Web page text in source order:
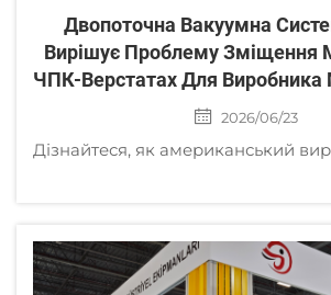
Двопоточна Вакуумна
Вирішує Проблему Зміщення
ЧПК-Верстатах Для
2026/06/23